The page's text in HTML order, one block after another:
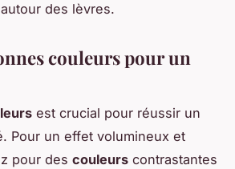
des lèvres.
couleurs pour un
est crucial pour réussir un
Pour un effet volumineux et
pour des couleurs contrastantes